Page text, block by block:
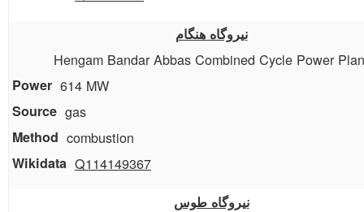
نیروگاه هنگام
Hengam Bandar Abbas Combined Cycle Power
614 MW
gas
combustion
Q114149367
نیروگاه طوس